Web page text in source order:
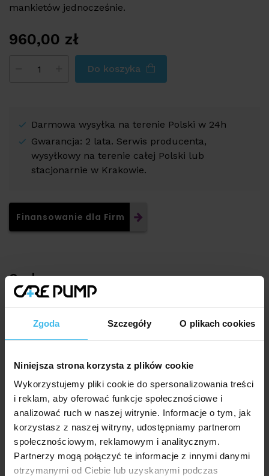
Zgoda Szczegóły O plikach cookies
Niniejsza strona korzysta z plików cookie
Wykorzystujemy pliki cookie do spersonalizowania treści
i reklam, aby oferować funkcje społecznościowe i
analizować ruch w naszej witrynie. Informacje o tym, jak
korzystasz z naszej witryny, udostępniamy partnerom
społecznościowym, reklamowym i analitycznym.
Partnerzy mogą połączyć te informacje z innymi danymi
otrzymanymi od Ciebie lub uzyskanymi podczas
mankietów jednocześnie.
960,00 zł
Do koszyka
Darmowa wysyłka na terenie Polski w 24h
Gwarancja: 2 lata. Serwis producenta,
wysyłkowy na terenie całej Polski lub
stacjonarnie w Krakowie.
Finansowanie dla Firm
Cechy
zachodzą na siebie, co zapobiega cofaniu się
płynów podczas zabiegu),
wytrzymałe przewody powietrzne,
mankiet posiada rozmiar uniwersalny -
po wypełnieniu powietrzem idealnie dopasowuje
się do ciała,
możliwość dokupienia poszerzacza
zwiększającego obwód mankietu.